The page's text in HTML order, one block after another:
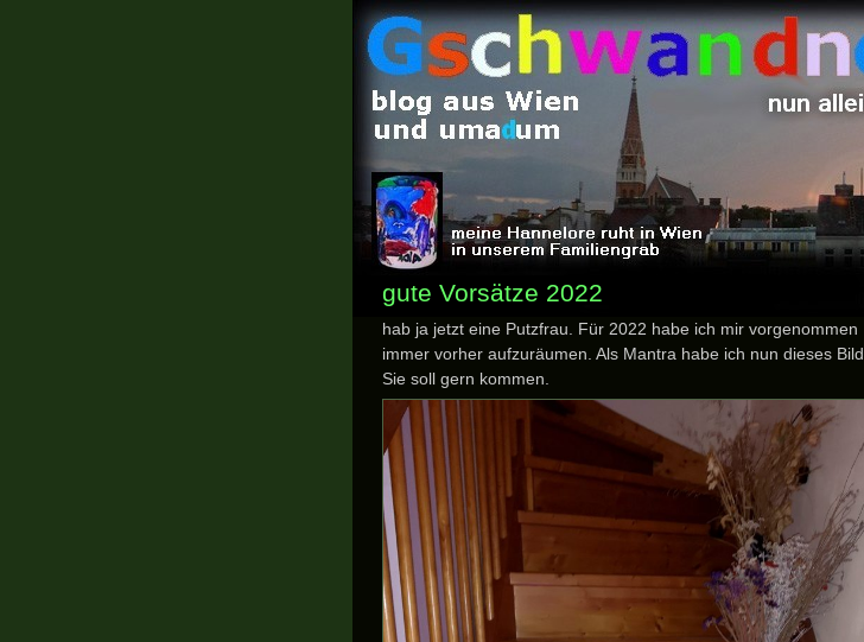
gute Vorsätze 2022
hab ja jetzt eine Putzfrau. Für 2022 habe ich mir vorgenommen
immer vorher aufzuräumen. Als Mantra habe ich nun dieses Bild.
Sie soll gern kommen.